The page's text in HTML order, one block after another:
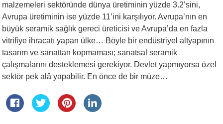
malzemeleri sektöründe dünya üretiminin yüzde 3.2’sini,
Avrupa üretiminin ise yüzde 11’ini karşılıyor. Avrupa’nın en
büyük seramik sağlık gereci üreticisi ve Avrupa’da en fazla
vitrifiye ihracatı yapan ülke… Böyle bir endüstriyel altyapının
tasarım ve sanattan kopmaması; sanatsal seramik
çalışmalarını desteklemesi gerekiyor. Devlet yapmıyorsa özel
sektör pek alâ yapabilir. En önce de bir müze…